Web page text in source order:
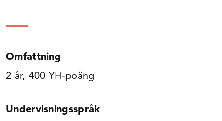
Omfattning
2 år, 400 YH-poäng
Undervisningsspråk